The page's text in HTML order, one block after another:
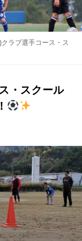
ラブ選手コース・ス
・スクール